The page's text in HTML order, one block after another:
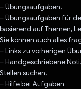
– Übungsaufgaben,
– Übungsaufgaben für
basierend auf Themen,
Sie können auch alles
– Links zu vorherigen
– Handgeschriebene
Stellen suchen,
– Hilfe bei Aufgaben